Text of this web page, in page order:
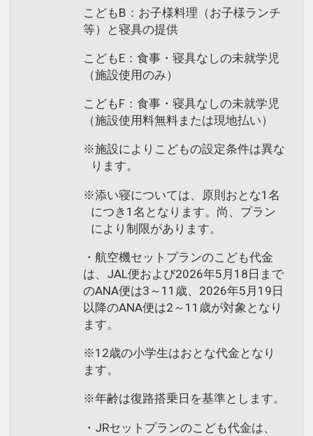
こどもB：お子様料理（お子様ランチ
等）と寝具の提供
こどもE：食事・寝具なしの未就学児
（施設使用のみ）
こどもF：食事・寝具なしの未就学児
（施設使用料無料または現地払い）
※施設によりこどもの設定条件は異な
ります。
※添い寝については、原則おとな1名
につき1名となります。尚、プラン
により制限があります。
・航空機セットプランのこども代金
は、JAL便および2026年5月18日まで
のANA便は3～11歳、2026年5月19日
以降のANA便は2～11歳が対象となり
ます。
※12歳の小学生はおとな代金となり
ます。
※年齢は復路搭乗日を基準とします。
・JRセットプランのこども代金は、